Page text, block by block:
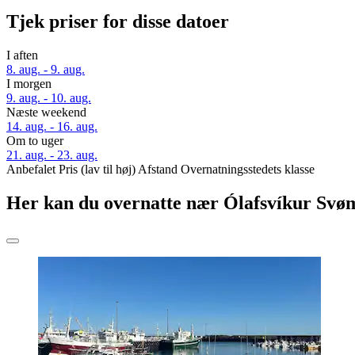
Tjek priser for disse datoer
I aften
8. aug. - 9. aug.
I morgen
9. aug. - 10. aug.
Næste weekend
14. aug. - 16. aug.
Om to uger
21. aug. - 23. aug.
Anbefalet Pris (lav til høj) Afstand Overnatningsstedets klasse
Her kan du overnatte nær Ólafsvíkur